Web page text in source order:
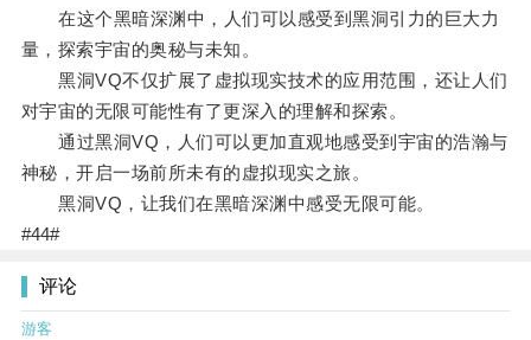
在这个黑暗深渊中，人们可以感受到黑洞引力的巨大力
量，探索宇宙的奥秘与未知。
黑洞VQ不仅扩展了虚拟现实技术的应用范围，还让人们
对宇宙的无限可能性有了更深入的理解和探索。
通过黑洞VQ，人们可以更加直观地感受到宇宙的浩瀚与
神秘，开启一场前所未有的虚拟现实之旅。
黑洞VQ，让我们在黑暗深渊中感受无限可能。
#44#
评论
游客